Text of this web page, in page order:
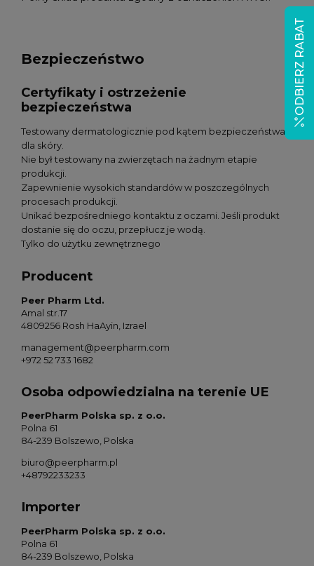
Bezpieczeństwo
Certyfikaty i ostrzeżenie
bezpieczeństwa
Testowany dermatologicznie pod kątem bezpieczeństwa
dla skóry.
Nie był testowany na zwierzętach na żadnym etapie
produkcji.
Zapewnienie wysokich standardów w poszczególnych
procesach produkcji.
Unikać bezpośredniego kontaktu z oczami. Jeśli produkt
dostanie się do oczu, przepłucz je wodą.
Tylko do użytku zewnętrznego
Producent
Peer Pharm Ltd.
Amal str.17
4809256 Rosh HaAyin, Izrael
management@peerpharm.com
+972 52 733 1682
Osoba odpowiedzialna na terenie UE
PeerPharm Polska sp. z o.o.
Polna 61
84-239 Bolszewo, Polska
biuro@peerpharm.pl
+48792233233
Importer
PeerPharm Polska sp. z o.o.
Polna 61
84-239 Bolszewo, Polska
ODBIERZ RABAT